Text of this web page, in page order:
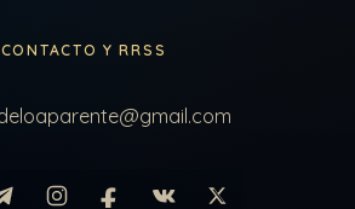
CONTACTO Y RRSS